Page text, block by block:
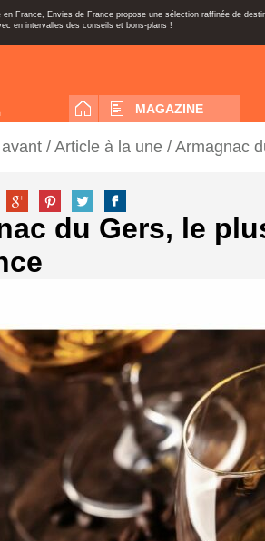
en France, Envies de France propose une sélection raffinée de
en intervalles des conseils et bons-plans !
MAGAZINE
/ Article à la une / Armagnac
du Gers, le